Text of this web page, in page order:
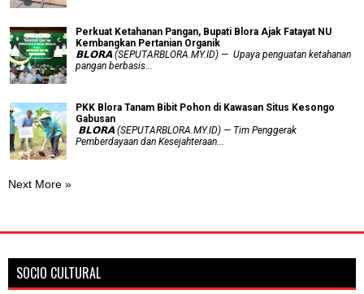
​Perkuat Ketahanan Pangan, Bupati Blora Ajak Fatayat NU
Kembangkan Pertanian Organik
𝗕𝗟𝗢𝗥𝗔 (SEPUTARBLORA.MY.ID) — Upaya penguatan ketahanan
pangan berbasis...
PKK Blora Tanam Bibit Pohon di Kawasan Situs Kesongo
Gabusan
‎ 𝗕𝗟𝗢𝗥𝗔 (SEPUTARBLORA.MY.ID) — Tim Penggerak
Pemberdayaan dan Kesejahteraan...
Next More »
SOCIO CULTURAL